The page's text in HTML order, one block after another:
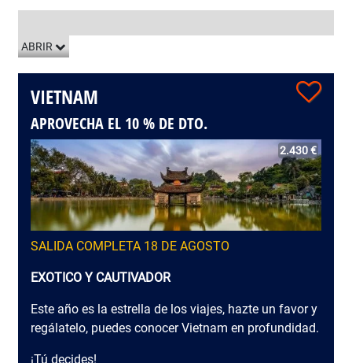
ABRIR
VIETNAM
APROVECHA EL 10 % DE DTO.
2.430 €
SALIDA COMPLETA 18 DE AGOSTO
EXOTICO Y CAUTIVADOR
Este año es la estrella de los viajes, hazte un favor y
regálatelo, puedes conocer Vietnam en profundidad.
¡Tú decides!